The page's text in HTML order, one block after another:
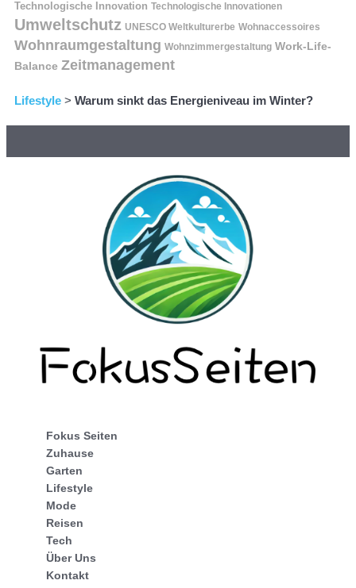
Technologische Innovation Technologische Innovationen
Umweltschutz UNESCO Weltkulturerbe Wohnaccessoires
Wohnraumgestaltung Wohnzimmergestaltung Work-Life-
Balance Zeitmanagement
Lifestyle > Warum sinkt das Energieniveau im Winter?
Fokus Seiten
Zuhause
Garten
Lifestyle
Mode
Reisen
Tech
Über Uns
Kontakt